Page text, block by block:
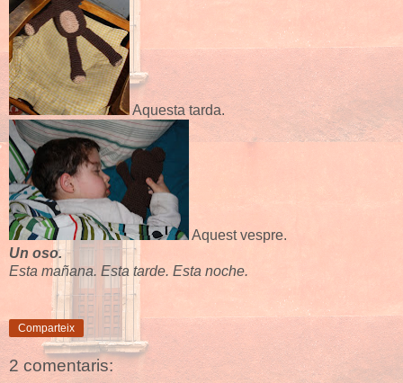
Aquesta tarda.
Aquest vespre.
Un oso.
Esta mañana. Esta tarde. Esta noche.
Comparteix
2 comentaris: